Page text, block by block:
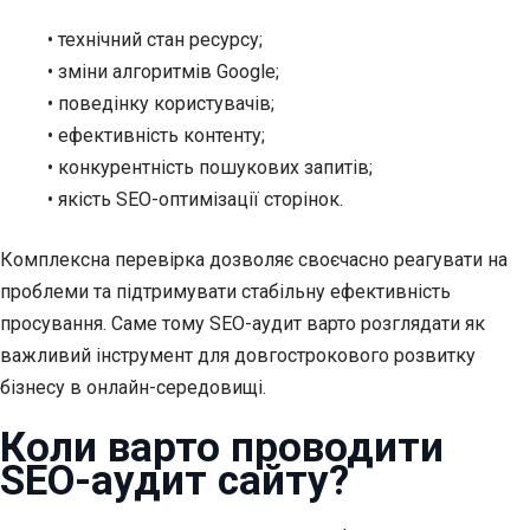
• технічний стан ресурсу;
• зміни алгоритмів Google;
• поведінку користувачів;
• ефективність контенту;
• конкурентність пошукових запитів;
• якість SEO-оптимізації сторінок.
Комплексна перевірка дозволяє своєчасно реагувати на
проблеми та підтримувати стабільну ефективність
просування. Саме тому SEO-аудит варто розглядати як
важливий інструмент для довгострокового розвитку
бізнесу в онлайн-середовищі.
Коли варто проводити
SEO-аудит сайту?